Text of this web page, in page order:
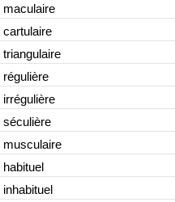
maculaire
cartulaire
triangulaire
régulière
irrégulière
séculière
musculaire
habituel
inhabituel